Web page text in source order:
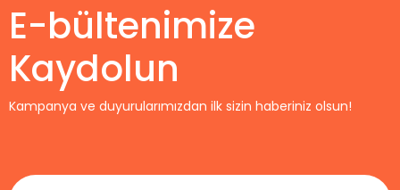
E-bültenimize
Kaydolun
Kampanya ve duyurularımızdan ilk sizin haberiniz olsun!